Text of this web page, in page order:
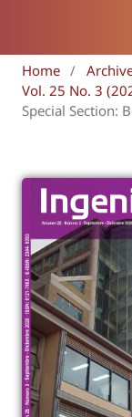
Home /
Vol. 25 No. 3
Special Section: